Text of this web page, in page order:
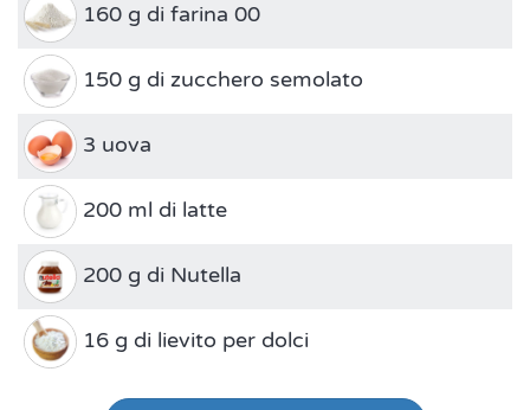
160 g di farina 00
150 g di zucchero semolato
3 uova
200 ml di latte
200 g di Nutella
16 g di lievito per dolci